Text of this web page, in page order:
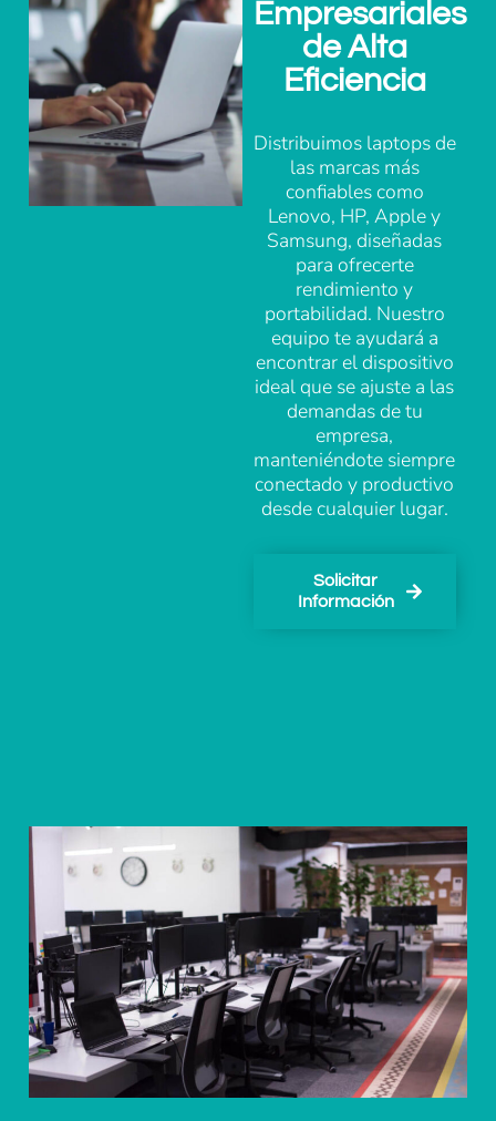
Empresariales
de Alta
Eficiencia
Distribuimos laptops de
las marcas más
confiables como
Lenovo, HP, Apple y
Samsung, diseñadas
para ofrecerte
rendimiento y
portabilidad. Nuestro
equipo te ayudará a
encontrar el dispositivo
ideal que se ajuste a las
demandas de tu
empresa,
manteniéndote siempre
conectado y productivo
desde cualquier lugar.
Solicitar
Información